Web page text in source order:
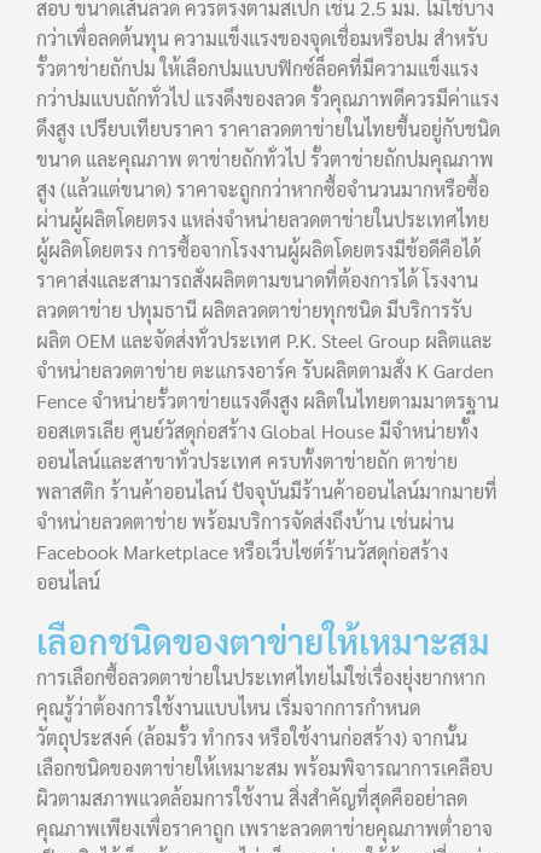
สอบ ขนาดเส้นลวด ควรตรงตามสเปก เช่น 2.5 มม. ไม่ใช่บาง
กว่าเพื่อลดต้นทุน ความแข็งแรงของจุดเชื่อมหรือปม สำหรับ
รั้วตาข่ายถักปม ให้เลือกปมแบบฟิกซ์ล็อคที่มีความแข็งแรง
กว่าปมแบบถักทั่วไป แรงดึงของลวด รั้วคุณภาพดีควรมีค่าแรง
ดึงสูง เปรียบเทียบราคา ราคาลวดตาข่ายในไทยขึ้นอยู่กับชนิด
ขนาด และคุณภาพ ตาข่ายถักทั่วไป รั้วตาข่ายถักปมคุณภาพ
สูง (แล้วแต่ขนาด) ราคาจะถูกกว่าหากซื้อจำนวนมากหรือซื้อ
ผ่านผู้ผลิตโดยตรง แหล่งจำหน่ายลวดตาข่ายในประเทศไทย
ผู้ผลิตโดยตรง การซื้อจากโรงงานผู้ผลิตโดยตรงมีข้อดีคือได้
ราคาส่งและสามารถสั่งผลิตตามขนาดที่ต้องการได้ โรงงาน
ลวดตาข่าย ปทุมธานี ผลิตลวดตาข่ายทุกชนิด มีบริการรับ
ผลิต OEM และจัดส่งทั่วประเทศ P.K. Steel Group ผลิตและ
จำหน่ายลวดตาข่าย ตะแกรงอาร์ค รับผลิตตามสั่ง K Garden
Fence จำหน่ายรั้วตาข่ายแรงดึงสูง ผลิตในไทยตามมาตรฐาน
ออสเตรเลีย ศูนย์วัสดุก่อสร้าง Global House มีจำหน่ายทั้ง
ออนไลน์และสาขาทั่วประเทศ ครบทั้งตาข่ายถัก ตาข่าย
พลาสติก ร้านค้าออนไลน์ ปัจจุบันมีร้านค้าออนไลน์มากมายที่
จำหน่ายลวดตาข่าย พร้อมบริการจัดส่งถึงบ้าน เช่นผ่าน
Facebook Marketplace หรือเว็บไซต์ร้านวัสดุก่อสร้าง
ออนไลน์
เลือกชนิดของตาข่ายให้เหมาะสม
การเลือกซื้อลวดตาข่ายในประเทศไทยไม่ใช่เรื่องยุ่งยากหาก
คุณรู้ว่าต้องการใช้งานแบบไหน เริ่มจากการกำหนด
วัตถุประสงค์ (ล้อมรั้ว ทำกรง หรือใช้งานก่อสร้าง) จากนั้น
เลือกชนิดของตาข่ายให้เหมาะสม พร้อมพิจารณาการเคลือบ
ผิวตามสภาพแวดล้อมการใช้งาน สิ่งสำคัญที่สุดคืออย่าลด
คุณภาพเพียงเพื่อราคาถูก เพราะลวดตาข่ายคุณภาพต่ำอาจ